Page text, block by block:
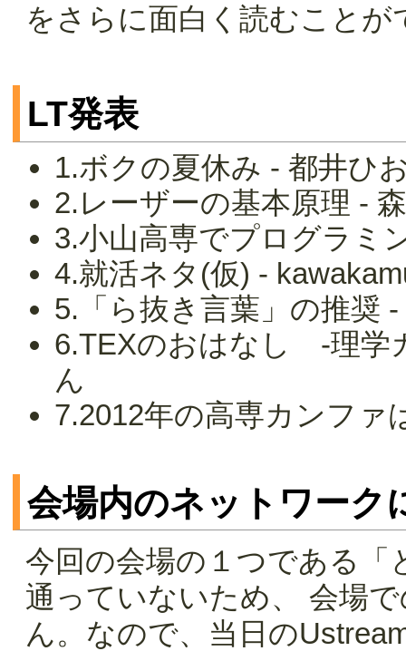
をさらに面白く読むこと
LT発表
1.ボクの夏休み - 都井ひ
2.レーザーの基本原理 -
3.小山高専でプログラミ
4.就活ネタ(仮) -
5.「ら抜き言葉」の推奨
6.TEXのおはなし -理学
ん
7.2012年の高専カンファ
会場内のネットワーク
今回の会場の１つである「
通っていないため、 会場
ん。なので、当日の